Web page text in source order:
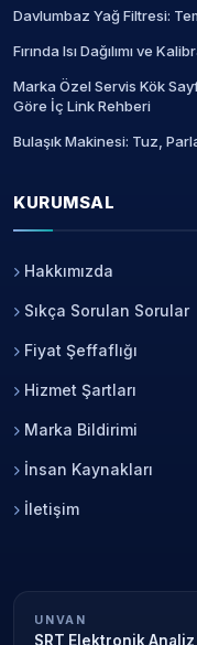
Davlumbaz Yağ Filtresi:
Fırında Isı Dağılımı ve
Marka Özel Servis Kök
Göre İç Link Rehberi
Bulaşık Makinesi: Tuz,
KURUMSAL
Hakkımızda
Sıkça Sorulan Sorular
Fiyat Şeffaflığı
Hizmet Şartları
Marka Bildirimi
İnsan Kaynakları
İletişim
UNVAN
SRT Elektronik